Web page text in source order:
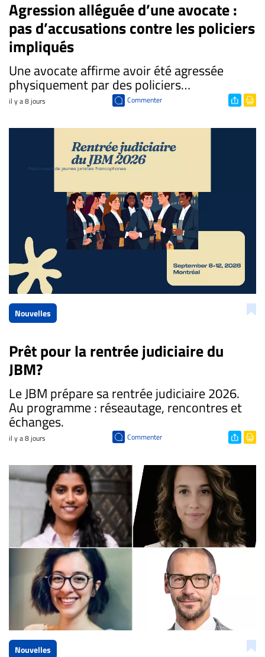
Agression alléguée d’une avocate :
pas d’accusations contre les policiers
impliqués
​Une avocate affirme avoir été agressée
physiquement par des policiers…
il y a 8 jours Commenter
Nouvelles
Prêt pour la rentrée judiciaire du
JBM?
​Le JBM prépare sa rentrée judiciaire 2026.
Au programme : réseautage, rencontres et
échanges.
il y a 8 jours Commenter
Nouvelles